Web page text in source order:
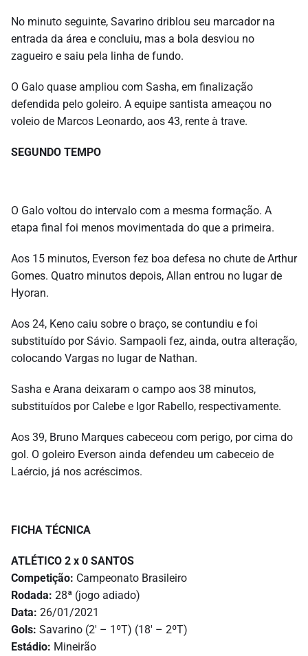
No minuto seguinte, Savarino driblou seu marcador na
entrada da área e concluiu, mas a bola desviou no
zagueiro e saiu pela linha de fundo.
O Galo quase ampliou com Sasha, em finalização
defendida pelo goleiro. A equipe santista ameaçou no
voleio de Marcos Leonardo, aos 43, rente à trave.
SEGUNDO TEMPO
O Galo voltou do intervalo com a mesma formação. A
etapa final foi menos movimentada do que a primeira.
Aos 15 minutos, Everson fez boa defesa no chute de Arthur
Gomes. Quatro minutos depois, Allan entrou no lugar de
Hyoran.
Aos 24, Keno caiu sobre o braço, se contundiu e foi
substituído por Sávio. Sampaoli fez, ainda, outra alteração,
colocando Vargas no lugar de Nathan.
Sasha e Arana deixaram o campo aos 38 minutos,
substituídos por Calebe e Igor Rabello, respectivamente.
Aos 39, Bruno Marques cabeceou com perigo, por cima do
gol. O goleiro Everson ainda defendeu um cabeceio de
Laércio, já nos acréscimos.
FICHA TÉCNICA
ATLÉTICO 2 x 0 SANTOS
Competição: Campeonato Brasileiro
Rodada: 28ª (jogo adiado)
Data: 26/01/2021
Gols: Savarino (2′ – 1ºT) (18′ – 2ºT)
Estádio: Mineirão